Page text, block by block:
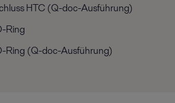
HTC (Q-doc-Ausführung)
Ring
Ring (Q-doc-Ausführung)